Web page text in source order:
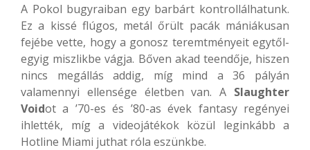
A Pokol bugyraiban egy barbárt kontrollálhatunk.
Ez a kissé flúgos, metál őrült pacák mániákusan
fejébe vette, hogy a gonosz teremtményeit egytől-
egyig miszlikbe vágja. Bőven akad teendője, hiszen
nincs megállás addig, míg mind a 36 pályán
valamennyi ellensége életben van. A Slaughter
Voidot a ’70-es és ’80-as évek fantasy regényei
ihlették, míg a videojátékok közül leginkább a
Hotline Miami juthat róla eszünkbe.